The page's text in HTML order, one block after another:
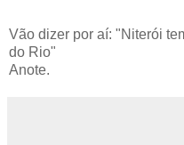
Vão dizer por aí: "Niterói
do Rio"
Anote.